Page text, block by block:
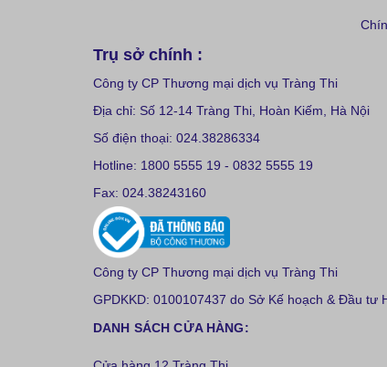
Trụ sở chính :
Công ty CP Thương mại dịch vụ Tràng Thi
Địa chỉ: Số 12-14 Tràng Thi, Hoàn Kiếm, Hà Nội
Số điện thoại: 024.38286334
Hotline: 1800 5555 19 - 0832 5555 19
Fax: 024.38243160
Công ty CP Thương mại dịch vụ Tràng Thi
GPDKKD: 0100107437 do Sở Kế hoạch & Đầu tư
DANH SÁCH CỬA HÀNG: